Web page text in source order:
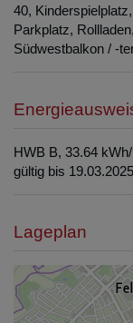
40 Kinderspielplatz
Parkplatz Rollladen
Südwestbalkon / -
HWB B, 33.64
gültig bis 19.03.2025
Lageplan